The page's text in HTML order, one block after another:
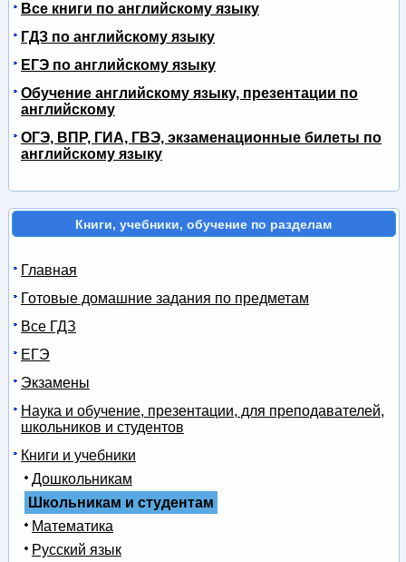
Все книги по английскому языку
ГДЗ по английскому языку
ЕГЭ по английскому языку
Обучение английскому языку, презентации по
английскому
ОГЭ, ВПР, ГИА, ГВЭ, экзаменационные билеты по
английскому языку
Книги, учебники, обучение по разделам
Главная
Готовые домашние задания по предметам
Все ГДЗ
ЕГЭ
Экзамены
Наука и обучение, презентации, для преподавателей,
школьников и студентов
Книги и учебники
Дошкольникам
Школьникам и студентам
Математика
Русский язык